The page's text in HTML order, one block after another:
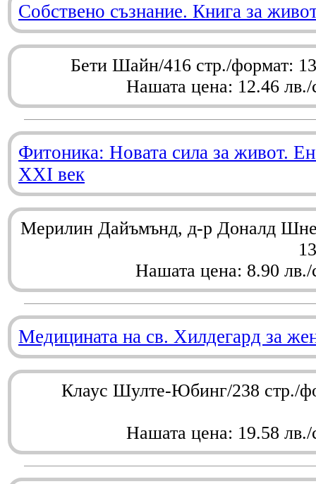
Собствено съзнание. Книга за
Бети Шайн/416 стр./формат:
Нашата цена: 12.46 лв./
Фитоника: Новата сила за живот.
XXI век
Мерилин Дайъмънд, д-р Доналд
Нашата цена: 8.90 лв./
Медицината на св. Хилдегард за
Клаус Шулте-Юбинг/238 стр./
Нашата цена: 19.58 лв./